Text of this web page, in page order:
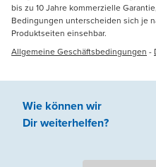
bis zu 10 Jahre kommerzielle
Bedingungen unterscheiden sich je
Produktseiten einsehbar.
Allgemeine Geschäftsbedingungen -
Wie können wir
Dir weiterhelfen?